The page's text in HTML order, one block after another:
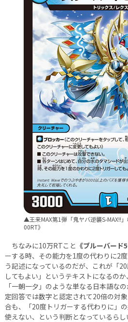
▲王来MAX第1弾「鬼ヤバ逆襲S-MAX!!
00RT》
ちなみに10万RTこと 《ブルーバード
ーする時、その能力を1度の代わりに2
う記述になっているのだが、これが「
してもよい」というテキストになるの
「一朝一夕」のような単なる日本語な
定回答では数字と認定されて20倍の対
合も、「20度トリガーする代わりに」
使えない、という判断となっているらし